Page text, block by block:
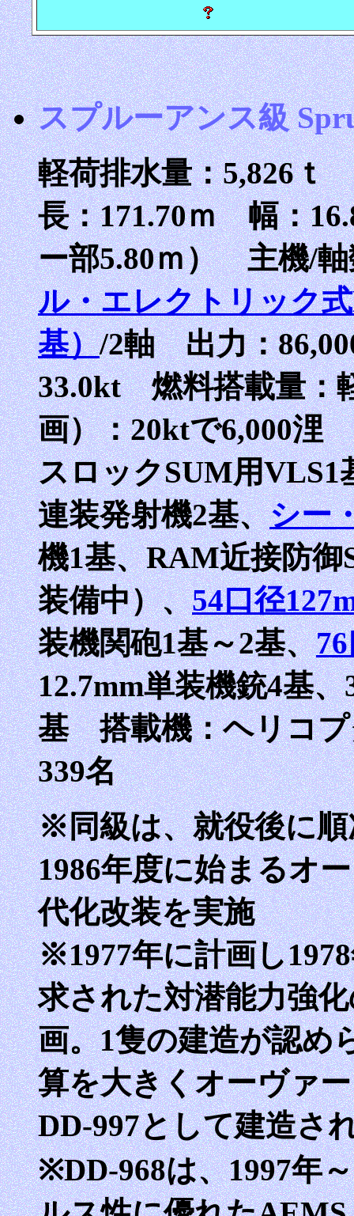
スプルーアンス級
軽荷排水量：5,826
長：171.70ｍ 幅：
ー部5.80ｍ） 主機/軸
ル・エレクトリック
基）/2軸 出力：
33.0kt 燃料搭載量：
画）：20ktで6,000浬
スロックSUM用VLS1
連装発射機2基、シー
機1基、RAM近接防御
装備中）、54口径
装機関砲1基～2基、
12.7mm単装機銃4基
基 搭載機：ヘリコ
339名
※同級は、就役後に
1986年度に始まるオ
代化改装を実施
※1977年に計画し
求された対潜能力強
画。1隻の建造が認め
算を大きくオーヴァ
DD-997として建造さ
※DD-968は、1997年